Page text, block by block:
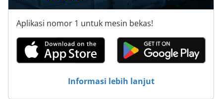
Aplikasi nomor 1 untuk mesin bekas!
Informasi lebih lanjut